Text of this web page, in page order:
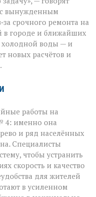
туда
ни
сюда:
в
Зверево
и
окрестностях —
с вынужденным
срочного ремонта на
в городе и ближайших
холодной воды — и
новых расчётов и
работы на
4: именно она
и ряд населённых
Специалисты
чтобы устранить
скорость и качество
для жителей
в усиленном